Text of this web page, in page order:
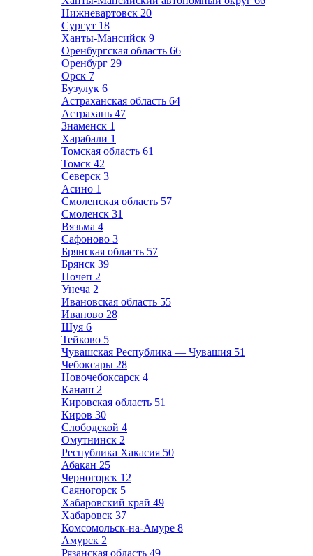
Нижневартовск 20
Сургут 18
Ханты-Мансийск 9
Оренбургская область 66
Оренбург 29
Орск 7
Бузулук 6
Астраханская область 64
Астрахань 47
Знаменск 1
Харабали 1
Томская область 61
Томск 42
Северск 3
Асино 1
Смоленская область 57
Смоленск 31
Вязьма 4
Сафоново 3
Брянская область 57
Брянск 39
Почеп 2
Унеча 2
Ивановская область 55
Иваново 28
Шуя 6
Тейково 5
Чувашская Республика — Чувашия 51
Чебоксары 28
Новочебоксарск 4
Канаш 2
Кировская область 51
Киров 30
Слободской 4
Омутнинск 2
Республика Хакасия 50
Абакан 25
Черногорск 12
Саяногорск 5
Хабаровский край 49
Хабаровск 37
Комсомольск-на-Амуре 8
Амурск 2
Рязанская область 49